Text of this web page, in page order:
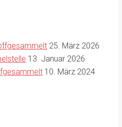
25. März 2026
13. Januar 2026
10. März 2024